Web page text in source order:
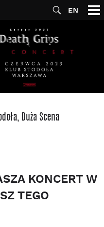
EN
, Duża Scena
KONCERT W
TEGO